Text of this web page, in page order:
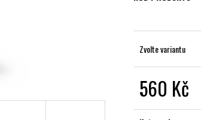
Zvolte variantu
560 Kč
cena: